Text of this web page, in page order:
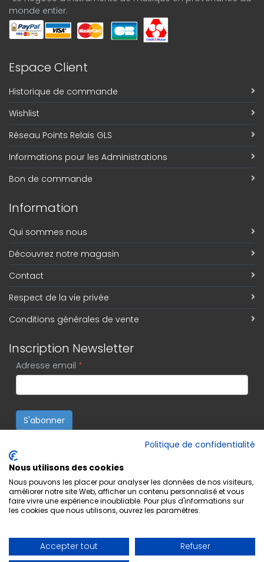
monde entier.
Espace Client
Historique de commande
Wishlist
Réseau Points Relais GLS
Informations pour les Administrations
Bon de commande
Information
Qui sommes nous
Découvrez notre magasin
Contact
Respect de la vie privée
Conditions générales de vente
Inscription Newsletter
Adresse email *
S'abonner
Politique de confidentialité
Nous utilisons des cookies
Nous pouvons les placer pour analyser les données de nos visiteurs,
améliorer notre site Web, afficher un contenu personnalisé et vous
faire vivre une expérience inoubliable. Pour plus d'informations sur
les cookies que nous utilisons, ouvrez les paramètres.
Accepter tout Refuser